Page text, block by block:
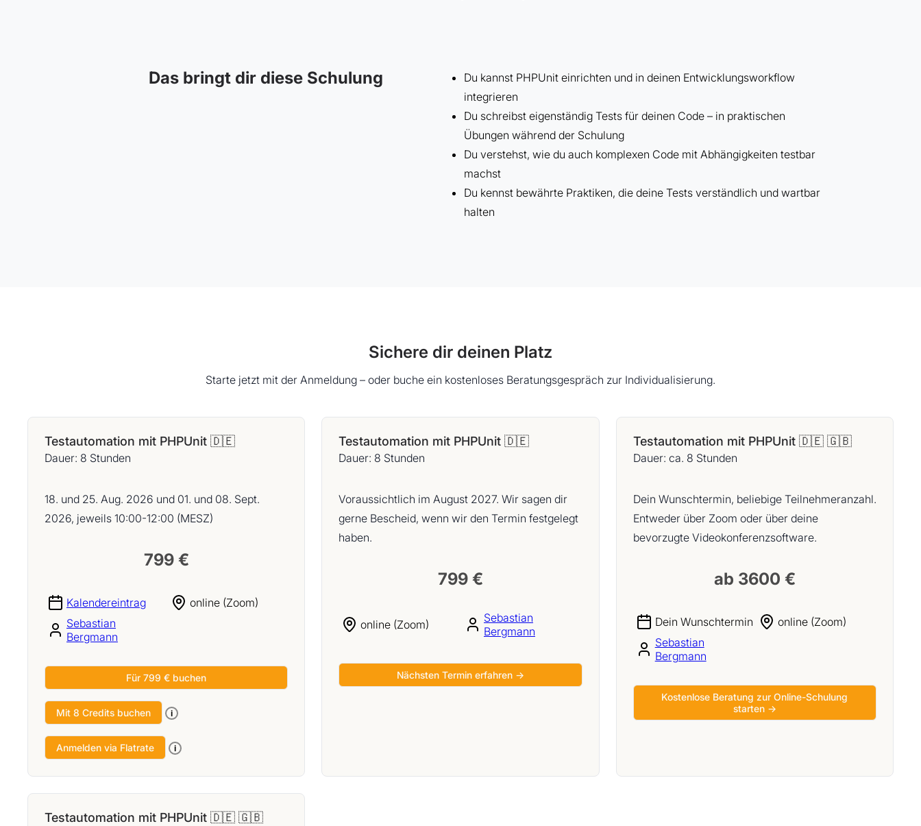
Das bringt dir diese Schulung
Du kannst PHPUnit einrichten und in deinen Entwicklungsworkflow
integrieren
Du schreibst eigenständig Tests für deinen Code – in praktischen
Übungen während der Schulung
Du verstehst, wie du auch komplexen Code mit Abhängigkeiten testbar
machst
Du kennst bewährte Praktiken, die deine Tests verständlich und wartbar
halten
Sichere dir deinen Platz
Starte jetzt mit der Anmeldung – oder buche ein kostenloses Beratungsgespräch zur Individualisierung.
Testautomation mit PHPUnit 🇩🇪
Dauer: 8 Stunden
18. und 25. Aug. 2026 und 01. und 08. Sept.
2026, jeweils 10:00-12:00 (MESZ)
799 €
Kalendereintrag
online (Zoom)
Sebastian
Bergmann
Für 799 € buchen
Mit 8 Credits buchen i
Anmelden via Flatrate i
Testautomation mit PHPUnit 🇩🇪
Dauer: 8 Stunden
Voraussichtlich im August 2027. Wir sagen dir
gerne Bescheid, wenn wir den Termin festgelegt
haben.
799 €
online (Zoom)
Sebastian
Bergmann
Nächsten Termin erfahren →
Testautomation mit PHPUnit 🇩🇪 🇬🇧
Dauer: ca. 8 Stunden
Dein Wunschtermin, beliebige Teilnehmeranzahl.
Entweder über Zoom oder über deine
bevorzugte Videokonferenzsoftware.
ab 3600 €
Dein Wunschtermin
online (Zoom)
Sebastian
Bergmann
Kostenlose Beratung zur Online-Schulung
starten →
Testautomation mit PHPUnit 🇩🇪 🇬🇧